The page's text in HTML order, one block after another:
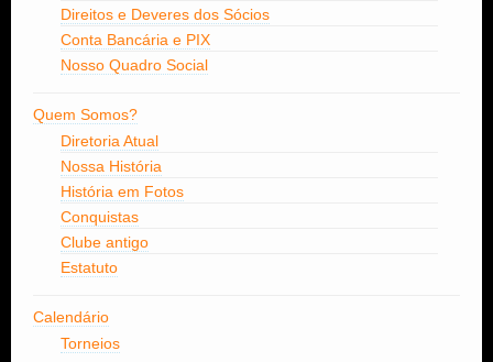
Direitos e Deveres dos Sócios
Conta Bancária e PIX
Nosso Quadro Social
Quem Somos?
Diretoria Atual
Nossa História
História em Fotos
Conquistas
Clube antigo
Estatuto
Calendário
Torneios